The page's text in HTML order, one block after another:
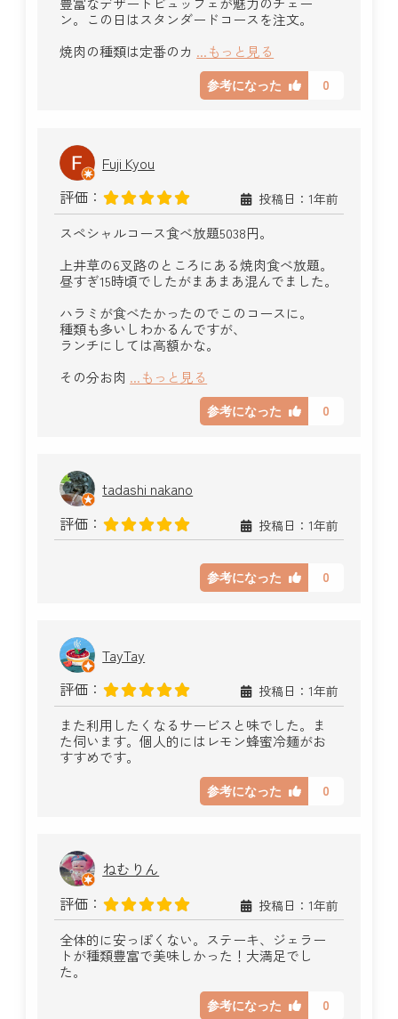
ン。この日はスタンダードコースを注文。
焼肉の種類は定番のカ ...もっと見る
参考になった 0
Fuji Kyou
評価：
投稿日：1年前
スペシャルコース食べ放題5038円。
上井草の6叉路のところにある焼肉食べ放題。
昼すぎ15時頃でしたがまあまあ混んでました。
ハラミが食べたかったのでこのコースに。
種類も多いしわかるんですが、
ランチにしては高額かな。
その分お肉 ...もっと見る
参考になった 0
tadashi nakano
評価：
投稿日：1年前
参考になった 0
TayTay
評価：
投稿日：1年前
また利用したくなるサービスと味でした。ま
た伺います。個人的にはレモン蜂蜜冷麺がお
すすめです。
参考になった 0
ねむりん
評価：
投稿日：1年前
全体的に安っぽくない。ステーキ、ジェラー
トが種類豊富で美味しかった！大満足でし
た。
参考になった 0